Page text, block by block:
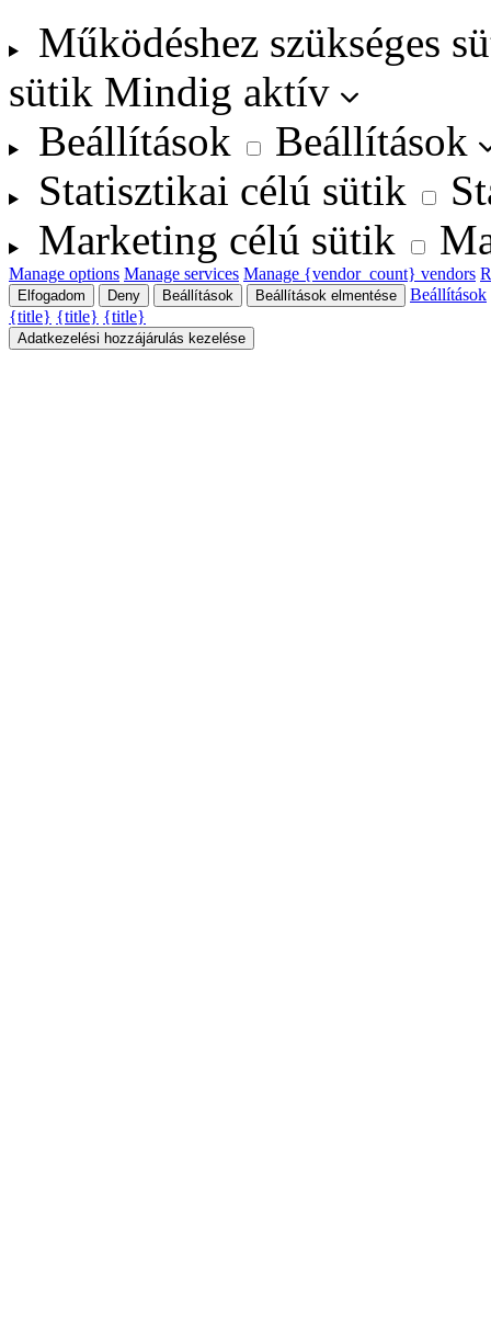
Működéshez szükséges
sütik Mindig aktív
Beállítások
Beállítások
Statisztikai célú sütik
Marketing célú sütik
Manage options Manage services Manage {vendor_count} vendors
Elfogadom Deny Beállítások Beállítások elmentése
Beállítások
{title} {title} {title}
Adatkezelési hozzájárulás kezelése